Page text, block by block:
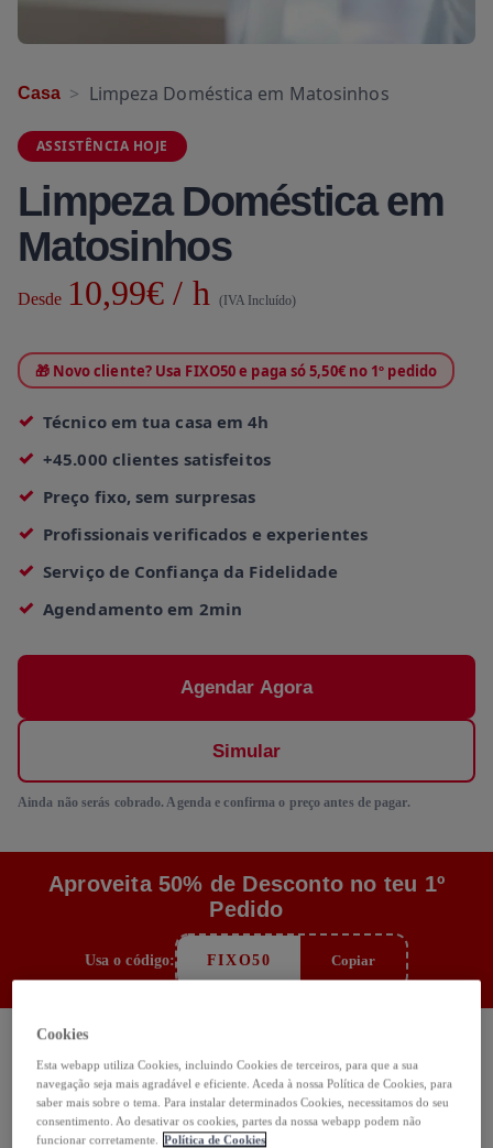
Casa Limpeza Doméstica em Matosinhos
ASSISTÊNCIA HOJE
Limpeza Doméstica em
Matosinhos
Desde 10,99€ / h (IVA Incluído)
🎁 Novo cliente? Usa FIXO50 e paga só 5,50€ no 1º pedido
Técnico em tua casa em 4h
+45.000 clientes satisfeitos
Preço fixo, sem surpresas
Profissionais verificados e experientes
Serviço de Confiança da Fidelidade
Agendamento em 2min
Agendar Agora
Simular
Ainda não serás cobrado. Agenda e confirma o preço antes de pagar.
Aproveita 50% de Desconto no teu 1º
Pedido
Usa o código: FIXO50 Copiar
Como funciona
Cookies
Esta webapp utiliza Cookies, incluindo Cookies de terceiros, para que a sua
navegação seja mais agradável e eficiente. Aceda à nossa Política de Cookies, para
saber mais sobre o tema. Para instalar determinados Cookies, necessitamos do seu
consentimento. Ao desativar os cookies, partes da nossa webapp podem não
funcionar corretamente. Política de Cookies